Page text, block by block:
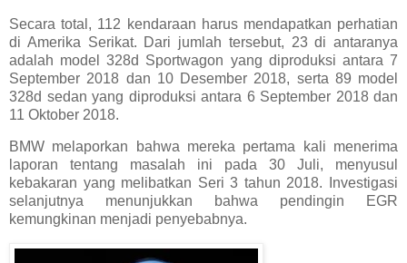
Secara total, 112 kendaraan harus mendapatkan perhatian
di Amerika Serikat. Dari jumlah tersebut, 23 di antaranya
adalah model 328d Sportwagon yang diproduksi antara 7
September 2018 dan 10 Desember 2018, serta 89 model
328d sedan yang diproduksi antara 6 September 2018 dan
11 Oktober 2018.
BMW melaporkan bahwa mereka pertama kali menerima
laporan tentang masalah ini pada 30 Juli, menyusul
kebakaran yang melibatkan Seri 3 tahun 2018. Investigasi
selanjutnya menunjukkan bahwa pendingin EGR
kemungkinan menjadi penyebabnya.